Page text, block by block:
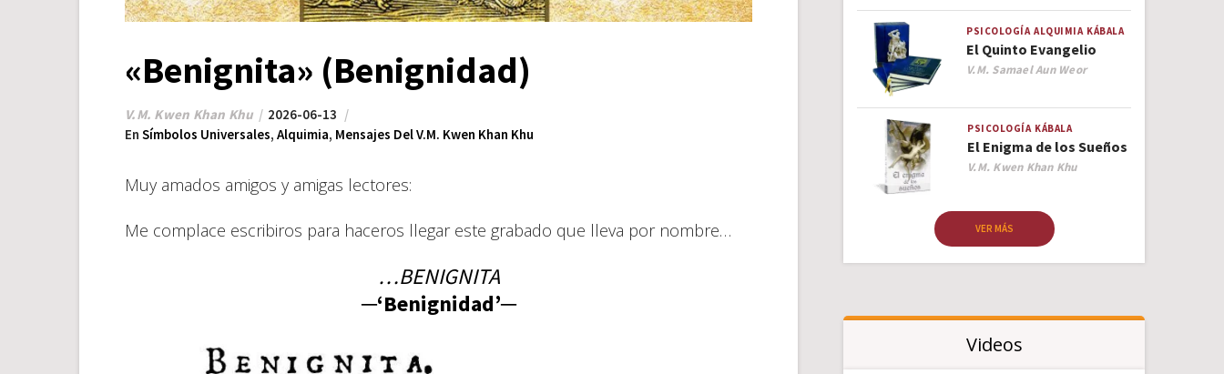
«Benignita» (Benignidad)
V.M. Kwen Khan Khu
2026-06-13
En Símbolos Universales, Alquimia, Mensajes Del V.M. Kwen Khan Khu
Muy amados amigos y amigas lectores:
Me complace escribiros para haceros llegar este grabado que lleva por nombre…
…BENIGNITA
─‘Benignidad’─
PSICOLOGÍA ALQUIMIA KÁBALA
El Quinto Evangelio
Author
V.M. Samael Aun Weor
PSICOLOGÍA KÁBALA
El Enigma de los Sueños
Author
V.M. Kwen Khan Khu
VER MÁS
Videos